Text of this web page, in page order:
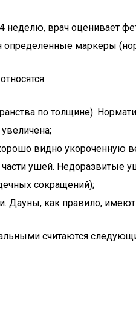
врач оценивает
маркеры
по толщине).
видно укороченную
ушей. Недоразвитые
сокращений);
Дауны, как правило,
считаются